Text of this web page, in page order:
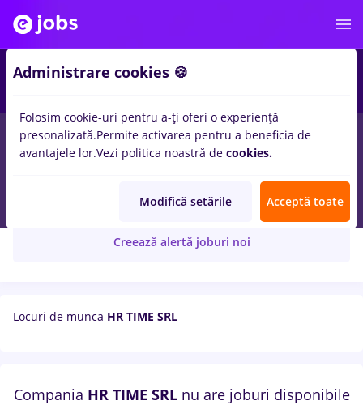
HR TIME SRL
Creează alertă joburi noi
Locuri de munca HR TIME SRL
Compania HR TIME SRLnu are joburi disponibile
Administrare cookies 🍪
Folosim cookie-uri pentru a-ți oferi o experiență
presonalizată.Permite activarea pentru a beneficia de
avantajele lor.Vezi politica noastră de cookies.
Modifică setările Acceptă toate